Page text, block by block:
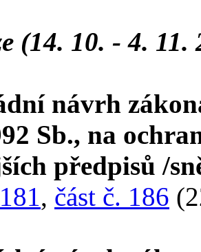
(14. 10. - 4. 11.
návrh
Sb., na
předpisů /
, část č. 186